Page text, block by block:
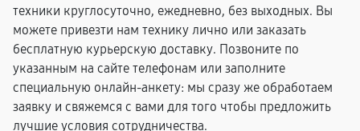
техники круглосуточно, ежедневно, без выходных. Вы
можете привезти нам технику лично или заказать
бесплатную курьерскую доставку. Позвоните по
указанным на сайте телефонам или заполните
специальную онлайн-анкету: мы сразу же обработаем
заявку и свяжемся с вами для того чтобы предложить
лучшие условия сотрудничества.